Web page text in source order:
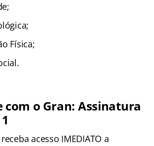
Física;
com o Gran: Assinatura
acesso IMEDIATO a